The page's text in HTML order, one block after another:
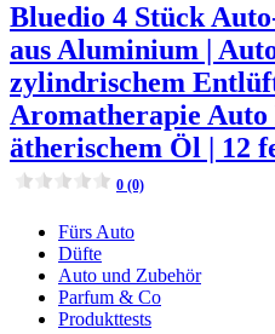
Bluedio 4 Stück
aus Aluminium |
zylindrischem
Aromatherapie
ätherischem Öl | 12
0 (0)
Fürs Auto
Düfte
Auto und Zubehör
Parfum & Co
Produkttests